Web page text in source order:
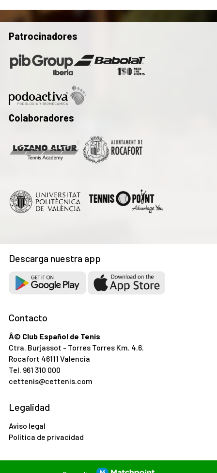
Patrocinadores
Colaboradores
Descarga nuestra app
Contacto
Â© Club Español de Tenis
Ctra. Burjassot - Torres Torres Km. 4.6.
Rocafort 46111 Valencia
Tel. 961 310 000
cettenis@cettenis.com
Legalidad
Aviso legal
Política de privacidad